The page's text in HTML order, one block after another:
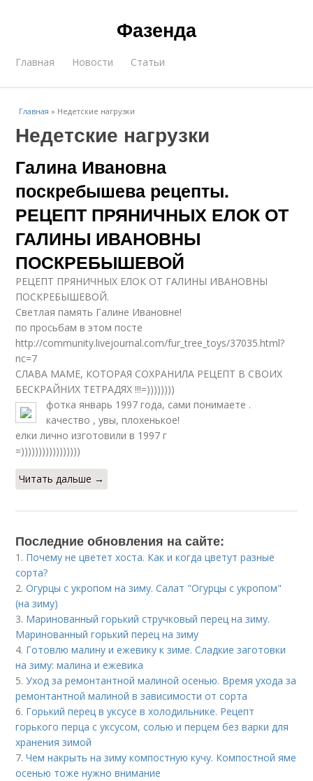
Фазенда
Главная Новости Статьи
Главная » Недетские нагрузки
Недетские нагрузки
Галина Ивановна
поскребышева рецепты.
РЕЦЕПТ ПРЯНИЧНЫХ ЕЛОК ОТ
ГАЛИНЫ ИВАНОВНЫ
ПОСКРЕБЫШЕВОЙ
РЕЦЕПТ ПРЯНИЧНЫХ ЕЛОК ОТ ГАЛИНЫ ИВАНОВНЫ
ПОСКРЕБЫШЕВОЙ.
Светлая память Галине Ивановне!
по просьбам в этом посте
http://community.livejournal.com/fur_tree_toys/37035.html?
nc=7
СЛАВА МАМЕ, КОТОРАЯ СОХРАНИЛА РЕЦЕПТ В СВОИХ
БЕСКРАЙНИХ ТЕТРАДЯХ !!!=))))))))
фотка январь 1997 года, сами понимаете .
качество , увы, плохенькое!
елки лично изготовили в 1997 г
=)))))))))))))))))
Читать дальше →
Последние обновления на сайте:
1. Почему не цветет хоста. Как и когда цветут разные
сорта?
2.Огурцы с укропом на зиму. Салат "Огурцы с укропом"
(на зиму)
3. Маринованный горький стручковый перец на зиму.
Маринованный горький перец на зиму
4. Готовлю малину и ежевику к зиме. Сладкие заготовки
на зиму: малина и ежевика
5.Уход за ремонтантной малиной осенью. Время ухода за
ремонтантной малиной в зависимости от сорта
6. Горький перец в уксусе в холодильнике. Рецепт
горького перца с уксусом, солью и перцем без варки для
хранения зимой
7.Чем накрыть на зиму компостную кучу. Компостной яме
осенью тоже нужно внимание